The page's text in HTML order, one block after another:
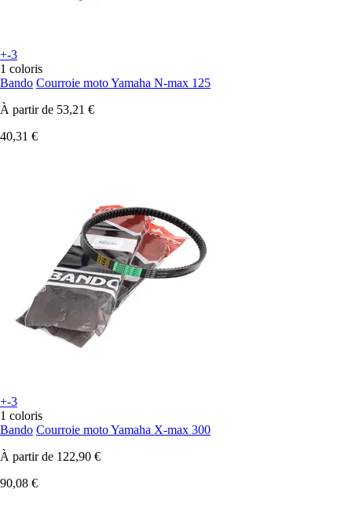
+-3
1 coloris
Bando Courroie moto Yamaha N-max 125
À partir de 53,21 €
40,31 €
+-3
1 coloris
Bando Courroie moto Yamaha X-max 300
À partir de 122,90 €
90,08 €